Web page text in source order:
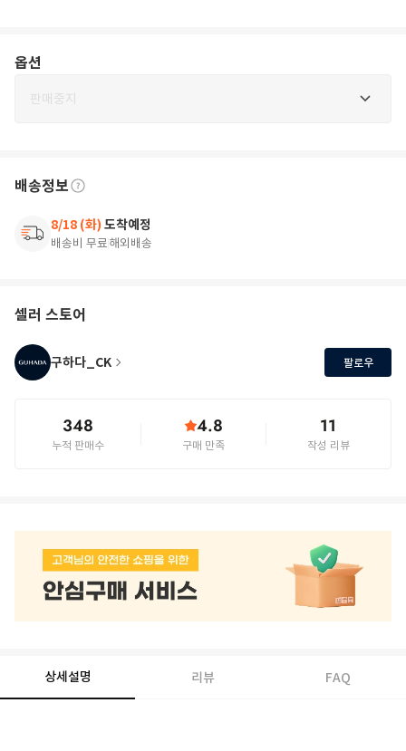
옵션
판매중지
배송정보
8/18 (화) 도착예정
배송비 무료해외배송
셀러 스토어
구하다_CK 팔로우
348
누적 판매수
4.8
구매 만족
11
작성 리뷰
상세설명 리뷰 FAQ